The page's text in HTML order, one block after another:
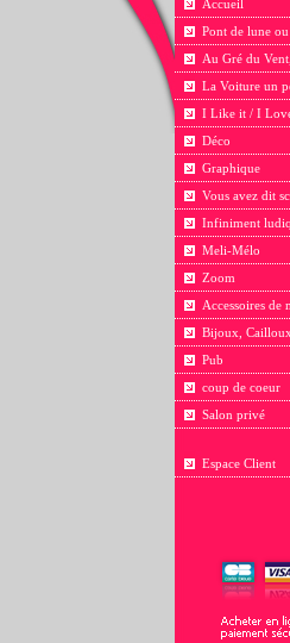
Accueil
Pont de lune
Au Gré du
La Voiture un
I Like it / I
Déco
Graphique
Vous avez dit
Infiniment
Meli-Mélo
Zoom
Accessoires de
Bijoux,
Pub
coup de coeur
Salon privé
Espace Client